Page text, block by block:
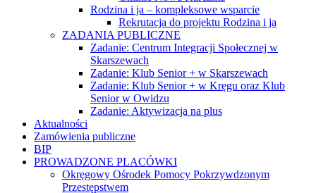
Rodzina i ja – kompleksowe wsparcie
Rekrutacja do projektu Rodzina i ja
ZADANIA PUBLICZNE
Zadanie: Centrum Integracji Społecznej w
Skarszewach
Zadanie: Klub Senior + w Skarszewach
Zadanie: Klub Senior + w Kręgu oraz Klub
Senior w Owidzu
Zadanie: Aktywizacja na plus
Aktualności
Zamówienia publiczne
BIP
PROWADZONE PLACÓWKI
Okręgowy Ośrodek Pomocy Pokrzywdzonym
Przestępstwem